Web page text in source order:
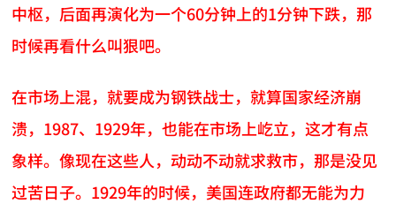
中枢，后面再演化为一个60分钟上的1分钟下跌，那
时候再看什么叫狠吧。
在市场上混，就要成为钢铁战士，就算国家经济崩
溃，1987、1929年，也能在市场上屹立，这才有点
象样。像现在这些人，动动不动就求救市，那是没见
过苦日子。1929年的时候，美国连政府都无能为力